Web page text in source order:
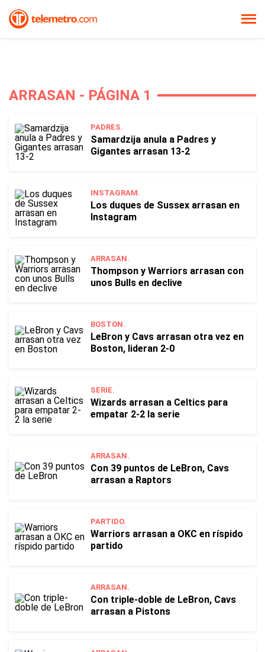
ARRASAN - PÁGINA 1
PADRES.
Samardzija anula a Padres y
Gigantes arrasan 13-2
INSTAGRAM.
Los duques de Sussex arrasan en
Instagram
ARRASAN.
Thompson y Warriors arrasan con
unos Bulls en declive
BOSTON.
LeBron y Cavs arrasan otra vez en
Boston, lideran 2-0
SERIE.
Wizards arrasan a Celtics para
empatar 2-2 la serie
ARRASAN.
Con 39 puntos de LeBron, Cavs
arrasan a Raptors
PARTIDO.
Warriors arrasan a OKC en ríspido
partido
ARRASAN.
Con triple-doble de LeBron, Cavs
arrasan a Pistons